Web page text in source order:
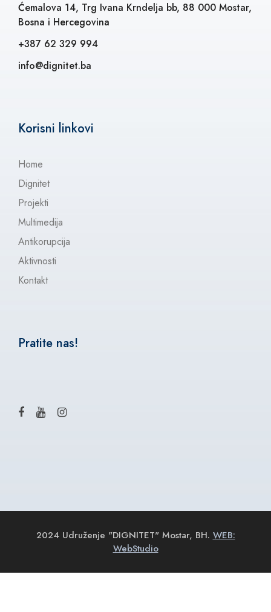
Ćemalova 14, Trg Ivana Krndelja bb, 88 000 Mostar,
Bosna i Hercegovina
+387 62 329 994
info@dignitet.ba
Korisni linkovi
Home
Dignitet
Projekti
Multimedija
Antikorupcija
Aktivnosti
Kontakt
Pratite nas!
2024 Udruženje "DIGNITET" Mostar, BH. WEB:
WebStudio